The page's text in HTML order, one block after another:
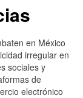
en México
irregular en
sociales y
de
electrónico